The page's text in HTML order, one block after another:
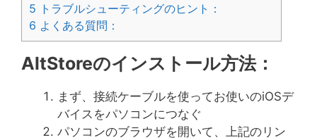
5 トラブルシューティングのヒント：
6 よくある質問：
AltStoreのインストール方法：
まず、接続ケーブルを使ってお使いのiOSデ
バイスをパソコンにつなぐ
パソコンのブラウザを開いて、上記のリン